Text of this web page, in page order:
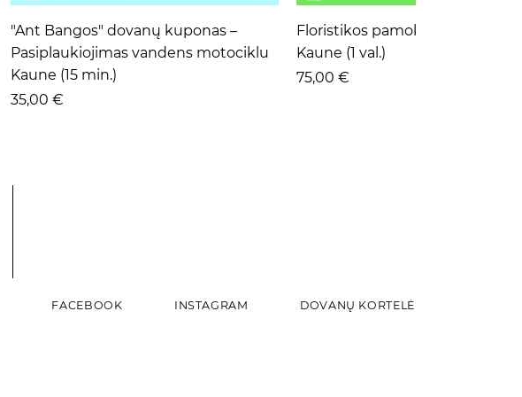
Greita peržiūra
"Ant Bangos" dovanų kuponas –
Pasiplaukiojimas vandens motociklu
Kaune (15 min.)
Kaina
35,00 €
Greita peržiūra
Floristikos pamoka
Kaune (1 val.)
Kaina
75,00 €
FACEBOOK INSTAGRAM DOVANŲ KORTELĖ